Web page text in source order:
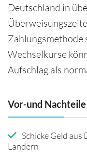
Deutschland in
Zahlungsmethode
Wechselkurse
Aufschlag als
Vor-und Nachteile
Schicke Geld
Ländern